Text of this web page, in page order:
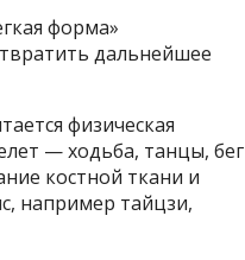
форма»
дальнейшее
физическая
— ходьба, танцы, бег
костной ткани и
например тайцзи,